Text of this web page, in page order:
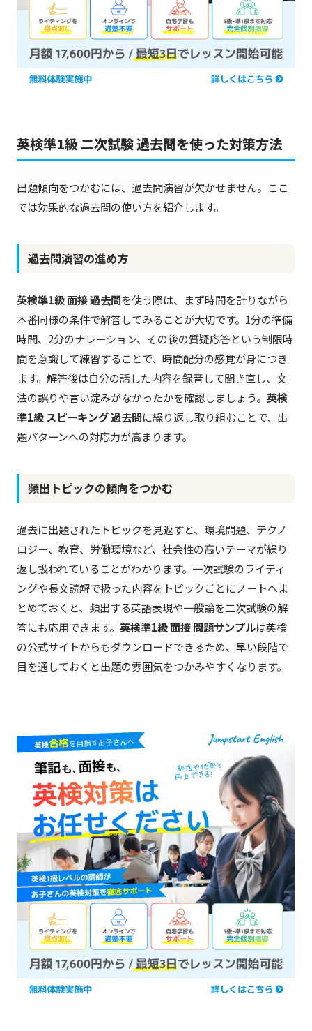
英検準1級 二次試験 過去問を使った対策方法
出題傾向をつかむには、過去問演習が欠かせません。ここ
では効果的な過去問の使い方を紹介します。
過去問演習の進め方
英検準1級 面接 過去問を使う際は、まず時間を計りながら
本番同様の条件で解答してみることが大切です。1分の準備
時間、2分のナレーション、その後の質疑応答という制限時
間を意識して練習することで、時間配分の感覚が身につき
ます。解答後は自分の話した内容を録音して聞き直し、文
法の誤りや言い淀みがなかったかを確認しましょう。 英検
準1級 スピーキング 過去問に繰り返し取り組むことで、出
題パターンへの対応力が高まります。
頻出トピックの傾向をつかむ
過去に出題されたトピックを見返すと、環境問題、テクノ
ロジー、教育、労働環境など、社会性の高いテーマが繰り
返し扱われていることがわかります。一次試験のライティ
ングや長文読解で扱った内容をトピックごとにノートへま
とめておくと、頻出する英語表現や一般論を二次試験の解
答にも応用できます。 英検準1級 面接 問題サンプルは英検
の公式サイトからもダウンロードできるため、早い段階で
目を通しておくと出題の雰囲気をつかみやすくなります。